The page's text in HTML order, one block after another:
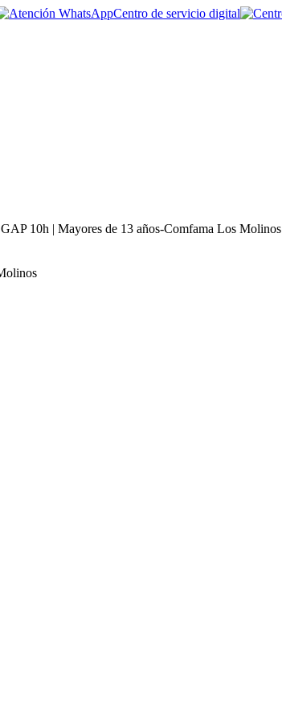
Centro de servicio digital
GAP 10h | Mayores de 13 años-Comfama Los Molinos